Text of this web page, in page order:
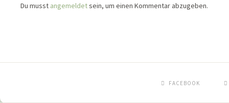
Du musst angemeldetsein, um einen Kommentar abzugeben.
FACEBOOK